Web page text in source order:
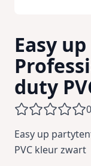
Easy
duty
Easy up
PVC kleur zwart